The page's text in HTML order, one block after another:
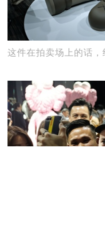
这件在拍卖场上的话